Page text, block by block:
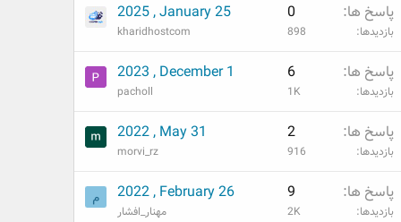
پاسخ ها 0
بازدیدها 898
2025 , January 25
kharidhostcom
پاسخ ها 6
بازدیدها 1K
2023 , December 1
pacholl
پاسخ ها 2
بازدیدها 916
2022 , May 31
morvi_rz
پاسخ ها 9
بازدیدها 2K
2022 , February 26
مهنار_افشار
م